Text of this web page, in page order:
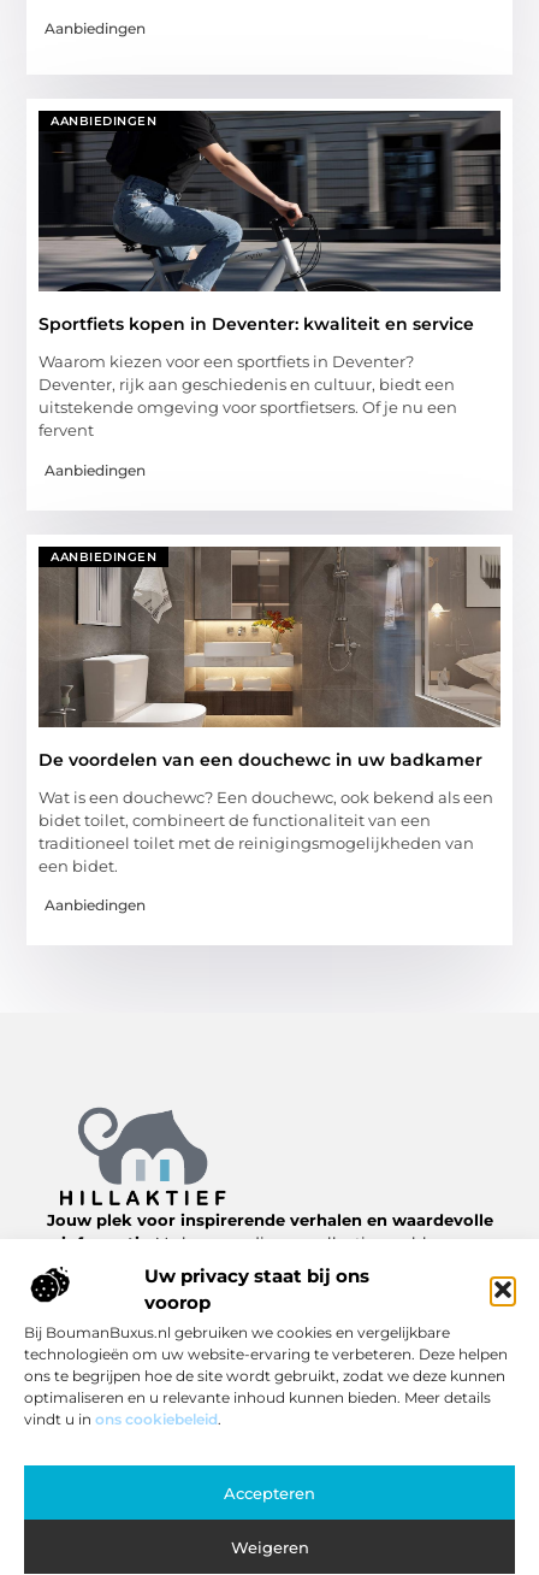
Uw privacy staat bij ons
voorop
Bij BoumanBuxus.nl gebruiken we cookies en vergelijkbare
technologieën om uw website-ervaring te verbeteren. Deze helpen
ons te begrijpen hoe de site wordt gebruikt, zodat we deze kunnen
optimaliseren en u relevante inhoud kunnen bieden. Meer details
vindt u in ons cookiebeleid.
Accepteren
Weigeren
Aanbiedingen
AANBIEDINGEN
Sportfiets kopen in Deventer: kwaliteit en service
Waarom kiezen voor een sportfiets in Deventer?
Deventer, rijk aan geschiedenis en cultuur, biedt een
uitstekende omgeving voor sportfietsers. Of je nu een
fervent
Aanbiedingen
AANBIEDINGEN
De voordelen van een douchewc in uw badkamer
Wat is een douchewc? Een douchewc, ook bekend als een
bidet toilet, combineert de functionaliteit van een
traditioneel toilet met de reinigingsmogelijkheden van
een bidet.
Aanbiedingen
Jouw plek voor inspirerende verhalen en waardevolle
informatie.
Verken een diverse collectie van blogs en
artikelen over het dagelijks leven, van nuttige tips tot
interessante inzichten, allemaal te vinden op
Bericht categorie
Onze informatie